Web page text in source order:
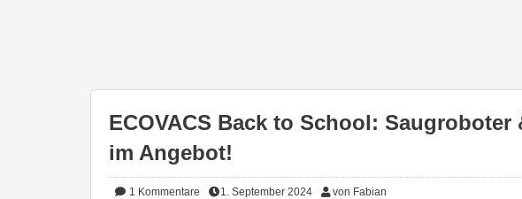
ECOVACS Back to School:
im Angebot!
1 Kommentare 1. September 2024 von Fabian